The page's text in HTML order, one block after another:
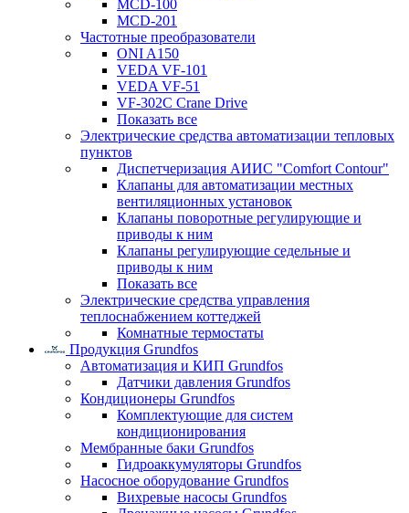
MCD-100
MCD-201
Частотные преобразователи
ONI A150
VEDA VF-101
VEDA VF-51
VF-302C Crane Drive
Показать все
Электрические средства автоматизации тепловых
пунктов
Диспетчеризация АИИС "Comfort Contour"
Клапаны для автоматизации местных
вентиляционных установок
Клапаны поворотные регулирующие и
приводы к ним
Клапаны регулирующие седельные и
приводы к ним
Показать все
Электрические средства управления
теплоснабжением коттеджей
Комнатные термостаты
Продукция Grundfos
Автоматизация и КИП Grundfos
Датчики давления Grundfos
Кондиционеры Grundfos
Комплектующие для систем
кондиционирования
Мембранные баки Grundfos
Гидроаккумуляторы Grundfos
Насосное оборудование Grundfos
Вихревые насосы Grundfos